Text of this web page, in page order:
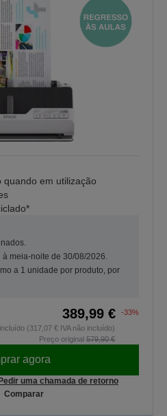
quando em utilização
meia-noite de 30/08/2026.
a 1 unidade por produto, por
389,99 €
-33%
(317,07 € IVA não incluído)
Preço original 579,90 €
agora
uma chamada de retorno
Comparar